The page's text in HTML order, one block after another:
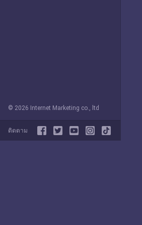
© 2026 Internet Marketing co., ltd
ติดตาม